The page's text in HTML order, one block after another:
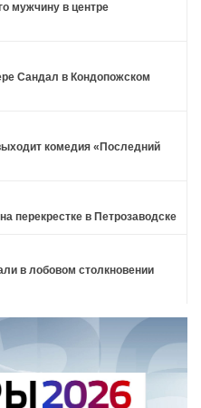
мужчину в центре
Сандал в Кондопожском
комедия «Последний
перекрестке в Петрозаводске
в лобовом столкновении